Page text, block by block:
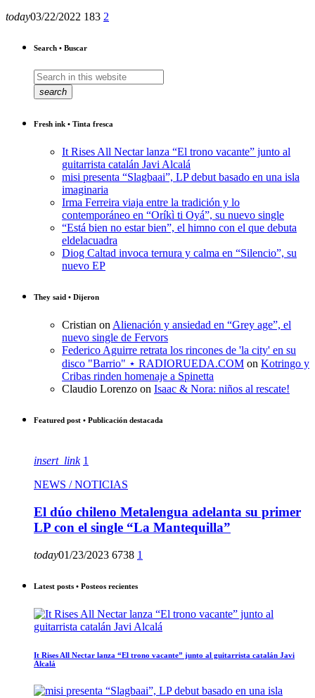
today03/22/2022 183 2
Search • Buscar
search
Fresh ink • Tinta fresca
It Rises All Nectar lanza “El trono vacante” junto al
guitarrista catalán Javi Alcalá
misi presenta “Slagbaai”, LP debut basado en una isla
imaginaria
Irma Ferreira viaja entre la tradición y lo
contemporáneo en “Oríkì ti Oyá”, su nuevo single
“Está bien no estar bien”, el himno con el que debuta
eldelacuadra
Diog Caltad invoca ternura y calma en “Silencio”, su
nuevo EP
They said • Dijeron
Cristian on Alienación y ansiedad en “Grey age”, el
nuevo single de Fervors
Federico Aguirre retrata los rincones de 'la city' en su
disco "Barrio" ⋆ RADIORUEDA.COM on Kotringo y
Cribas rinden homenaje a Spinetta
Claudio Lorenzo on Isaac & Nora: niños al rescate!
Featured post • Publicación destacada
insert_link 1
NEWS / NOTICIAS
El dúo chileno Metalengua adelanta su primer
LP con el single “La Mantequilla”
today01/23/2023 6738 1
Latest posts • Posteos recientes
It Rises All Nectar lanza “El trono vacante” junto al guitarrista catalán Javi
Alcalá